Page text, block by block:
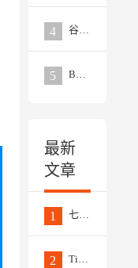
4 谷歌广告关键词类型
5 B2B外贸网站和B2C外贸网站的区别
最新
文章
1 七个非常实用的数据来分析竞争对手的Facebook推广策略
2 TikTok推广的四种类型视频，每一款都是营销大杀器